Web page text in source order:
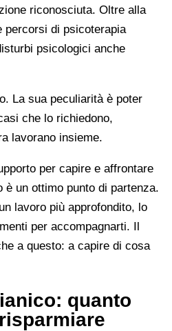
riconosciuta. Oltre alla
percorsi di psicoterapia
psicologici anche
La sua peculiarità è poter
che lo richiedono,
lavorano insieme.
per capire e affrontare
è un ottimo punto di partenza.
lavoro più approfondito, lo
per accompagnarti. Il
a questo: a capire di cosa
quanto